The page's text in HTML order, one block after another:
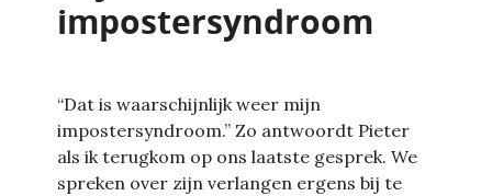
impostersyndroom
“Dat is waarschijnlijk weer mijn
impostersyndroom.” Zo antwoordt Pieter
als ik terugkom op ons laatste gesprek. We
spreken over zijn verlangen ergens bij te